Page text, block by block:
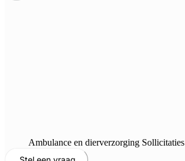
Ambulance en dierverzorging Sollicitaties